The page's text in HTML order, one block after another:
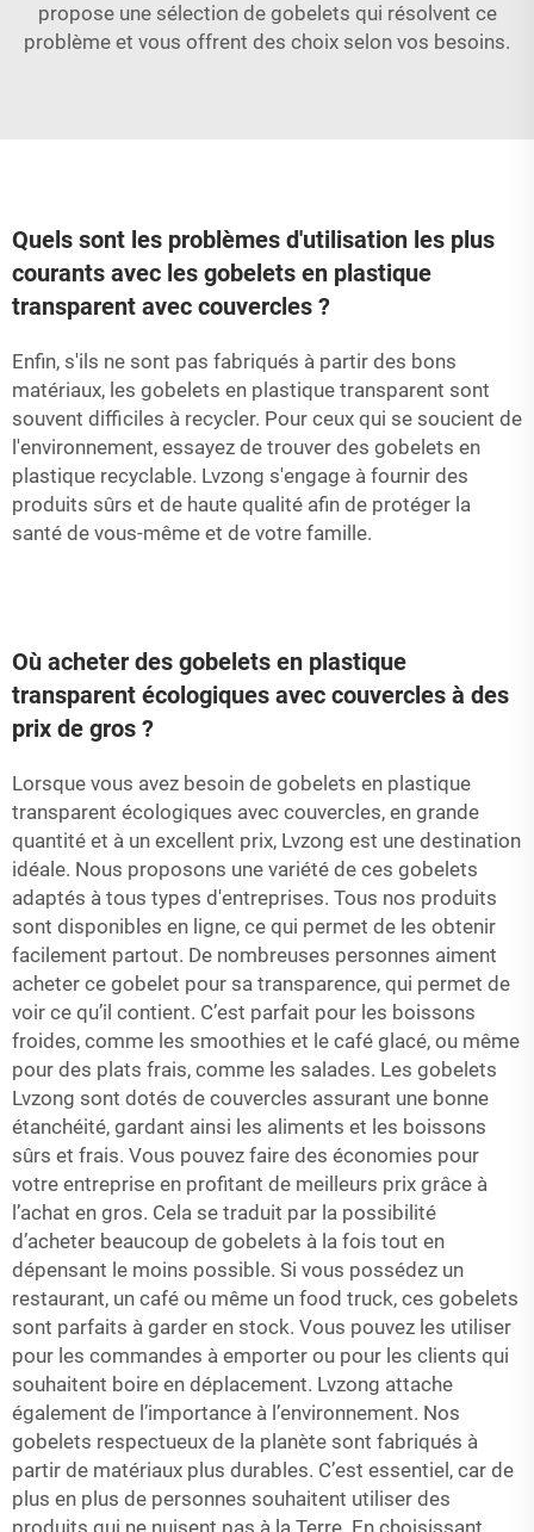
propose une sélection de gobelets qui résolvent ce
problème et vous offrent des choix selon vos besoins.
Quels sont les problèmes d'utilisation les plus
courants avec les gobelets en plastique
transparent avec couvercles ?
Enfin, s'ils ne sont pas fabriqués à partir des bons
matériaux, les gobelets en plastique transparent sont
souvent difficiles à recycler. Pour ceux qui se soucient de
l'environnement, essayez de trouver des gobelets en
plastique recyclable. Lvzong s'engage à fournir des
produits sûrs et de haute qualité afin de protéger la
santé de vous-même et de votre famille.
Où acheter des gobelets en plastique
transparent écologiques avec couvercles à des
prix de gros ?
Lorsque vous avez besoin de gobelets en plastique
transparent écologiques avec couvercles, en grande
quantité et à un excellent prix, Lvzong est une destination
idéale. Nous proposons une variété de ces gobelets
adaptés à tous types d'entreprises. Tous nos produits
sont disponibles en ligne, ce qui permet de les obtenir
facilement partout. De nombreuses personnes aiment
acheter ce gobelet pour sa transparence, qui permet de
voir ce qu’il contient. C’est parfait pour les boissons
froides, comme les smoothies et le café glacé, ou même
pour des plats frais, comme les salades. Les gobelets
Lvzong sont dotés de couvercles assurant une bonne
étanchéité, gardant ainsi les aliments et les boissons
sûrs et frais. Vous pouvez faire des économies pour
votre entreprise en profitant de meilleurs prix grâce à
l’achat en gros. Cela se traduit par la possibilité
d’acheter beaucoup de gobelets à la fois tout en
dépensant le moins possible. Si vous possédez un
restaurant, un café ou même un food truck, ces gobelets
sont parfaits à garder en stock. Vous pouvez les utiliser
pour les commandes à emporter ou pour les clients qui
souhaitent boire en déplacement. Lvzong attache
également de l’importance à l’environnement. Nos
gobelets respectueux de la planète sont fabriqués à
partir de matériaux plus durables. C’est essentiel, car de
plus en plus de personnes souhaitent utiliser des
produits qui ne nuisent pas à la Terre. En choisissant